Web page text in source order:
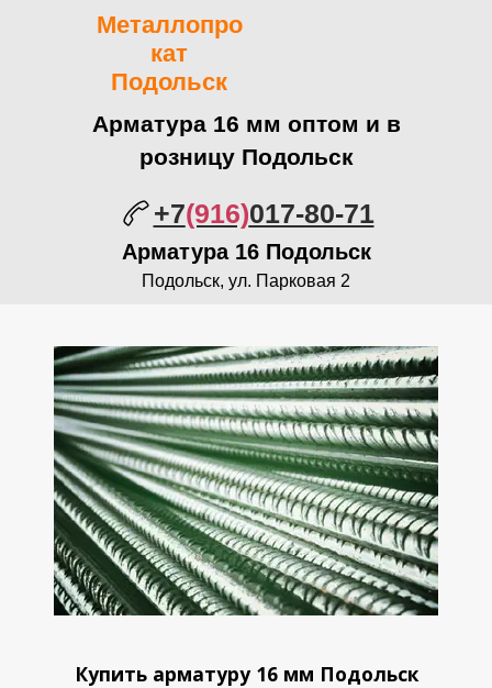
Металлопро
кат
Подольск
Арматура 16 мм оптом и в
розницу Подольск
+7(916)017-80-71
Арматура 16 Подольск
Подольск, ул. Парковая 2
Купить арматуру 16 мм Подольск